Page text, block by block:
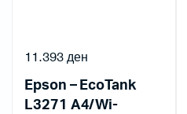
Epson – EcoTank
L3271 A4/Wi-
11.393ден